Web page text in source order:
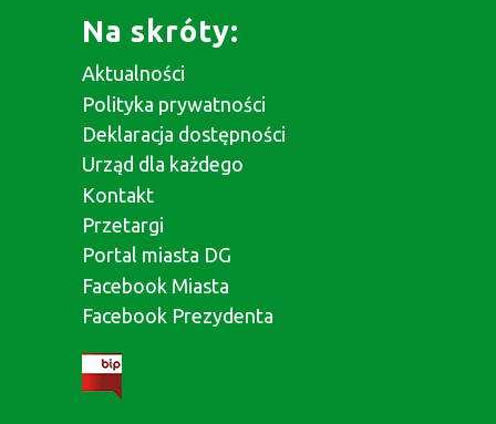
Na skróty:
Aktualności
Polityka prywatności
Deklaracja dostępności
Urząd dla każdego
Kontakt
Przetargi
Portal miasta DG
Facebook Miasta
Facebook Prezydenta